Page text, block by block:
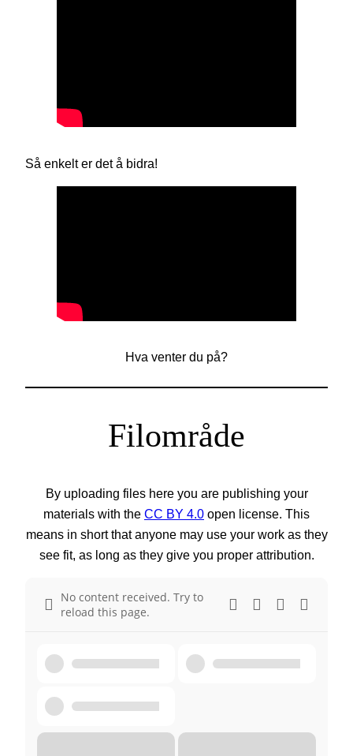
Så enkelt er det å bidra!
Hva venter du på?
Filområde
By uploading files here you are publishing your
materials with the CC BY 4.0 open license. This
means in short that anyone may use your work as they
see fit, as long as they give you proper attribution.
No content received. Try to
reload this page.